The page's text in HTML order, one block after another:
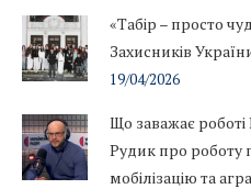
«Табір – просто
Захисників
19/04/2026
Що заважає роботі
Рудик про роботу
мобілізацію та